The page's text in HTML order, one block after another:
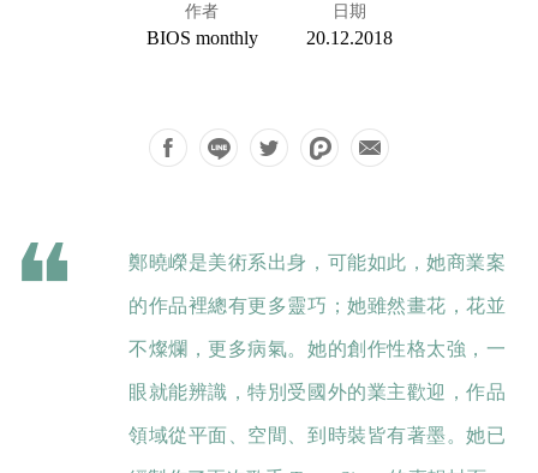
作者
BIOS monthly
日期
20.12.2018
鄭曉嶸是美術系出身，可能如此，她商業案
的作品裡總有更多靈巧；她雖然畫花，花並
不燦爛，更多病氣。她的創作性格太強，一
眼就能辨識，特別受國外的業主歡迎，作品
領域從平面、空間、到時裝皆有著墨。她已